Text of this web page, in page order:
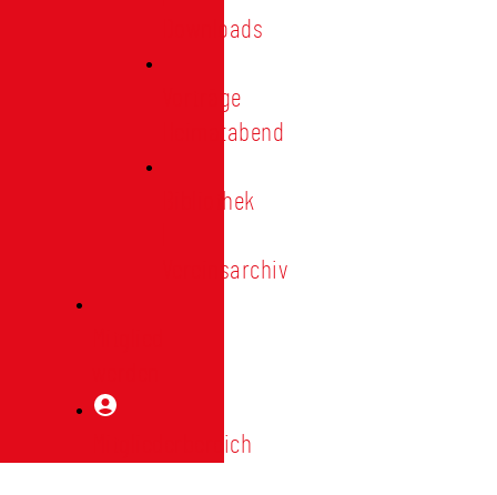
Downloads
Vorträge
Heimatabend
Bibliothek
Vereinsarchiv
Mitgliederbereich